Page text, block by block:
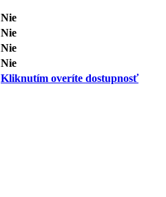
Nie
Nie
Nie
Nie
Kliknutím overíte dostupnosť